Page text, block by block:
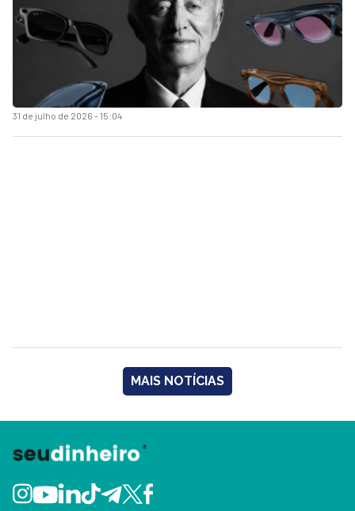
31 de julho de 2026 - 15:04
MAIS NOTÍCIAS